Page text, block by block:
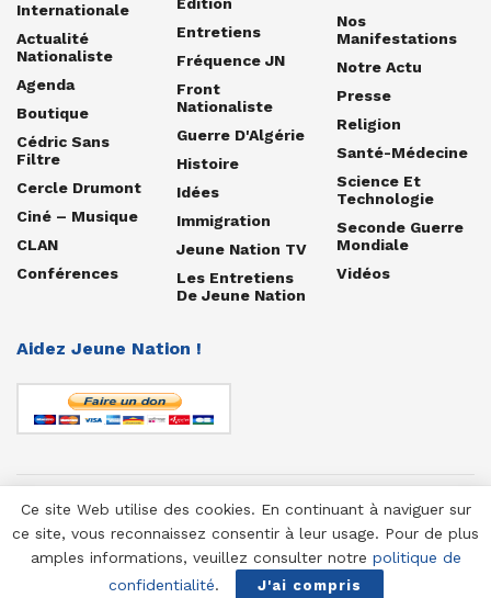
Internationale
Actualité
Nationaliste
Agenda
Boutique
Cédric Sans
Filtre
Cercle Drumont
Ciné – Musique
CLAN
Conférences
Entretiens
Fréquence JN
Front
Nationaliste
Guerre D'Algérie
Histoire
Idées
Immigration
Jeune Nation TV
Les Entretiens
De Jeune Nation
Nos
Manifestations
Notre Actu
Presse
Religion
Santé-Médecine
Science Et
Technologie
Seconde Guerre
Mondiale
Vidéos
Aidez Jeune Nation !
© 1958-2025 Jeune Nation
Ce site Web utilise des cookies. En continuant à naviguer sur
ce site, vous reconnaissez consentir à leur usage. Pour de plus
amples informations, veuillez consulter notre politique de
confidentialité. J'ai compris